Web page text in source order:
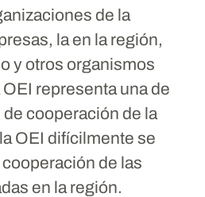
de la
la en la región,
y otros organismos
OEI representa una de
de cooperación de la
OEI difícilmente se
de las
en la región.